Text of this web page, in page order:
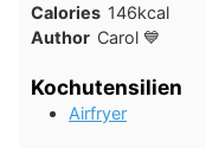
Calories 146kcal
Author Carol 💙
Kochutensilien
Airfryer